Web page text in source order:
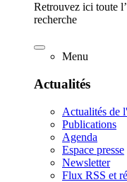
Retrouvez ici toute
recherche
Menu
Actualités
Actualités de
Publications
Agenda
Espace presse
Newsletter
Flux RSS et